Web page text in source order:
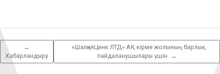
←
Хабарландыру
«ШалқияЦинк ЛТД» АҚ кірме жолының барлық
пайдаланушылары үшін. →